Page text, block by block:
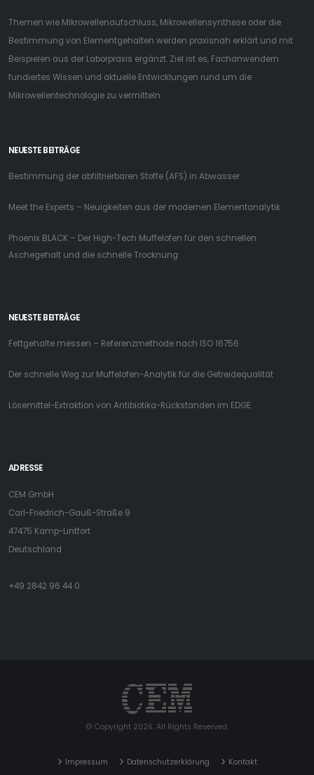
Themen wie Mikrowellenaufschluss, Mikrowellensynthese oder die
Bestimmung von Elementgehalten werden praxisnah erklärt und mit
Beispielen aus der Laborpraxis ergänzt. Ziel ist es, Fachanwendern
fundiertes Wissen und aktuelle Entwicklungen rund um die
Mikrowellentechnologie zu vermitteln.
NEUESTE BEITRÄGE
Bestimmung der abfiltrierbaren Stoffe (AFS) in Abwasser
Meet the Experts – Neuigkeiten aus der modernen Elementanalytik
Phoenix BLACK – Der High-Tech Muffelofen für den schnellen
Aschegehalt und die schnelle Trocknung
NEUESTE BEITRÄGE
Fettgehalte messen – Referenzmethode nach ISO 16756
Der schnelle Weg zur Muffelofen-Analytik für die Getreidequalität
Lösemittel-Extraktion von Antibiotika-Rückstanden im EDGE
ADRESSE
CEM GmbH
Carl-Friedrich-Gauß-Straße 9
47475 Kamp-Lintfort
Deutschland
+49 2842 96 44 0
© Copyright 2026. All Rights Reserved.
Impressum Datenschutzerklärung Kontakt